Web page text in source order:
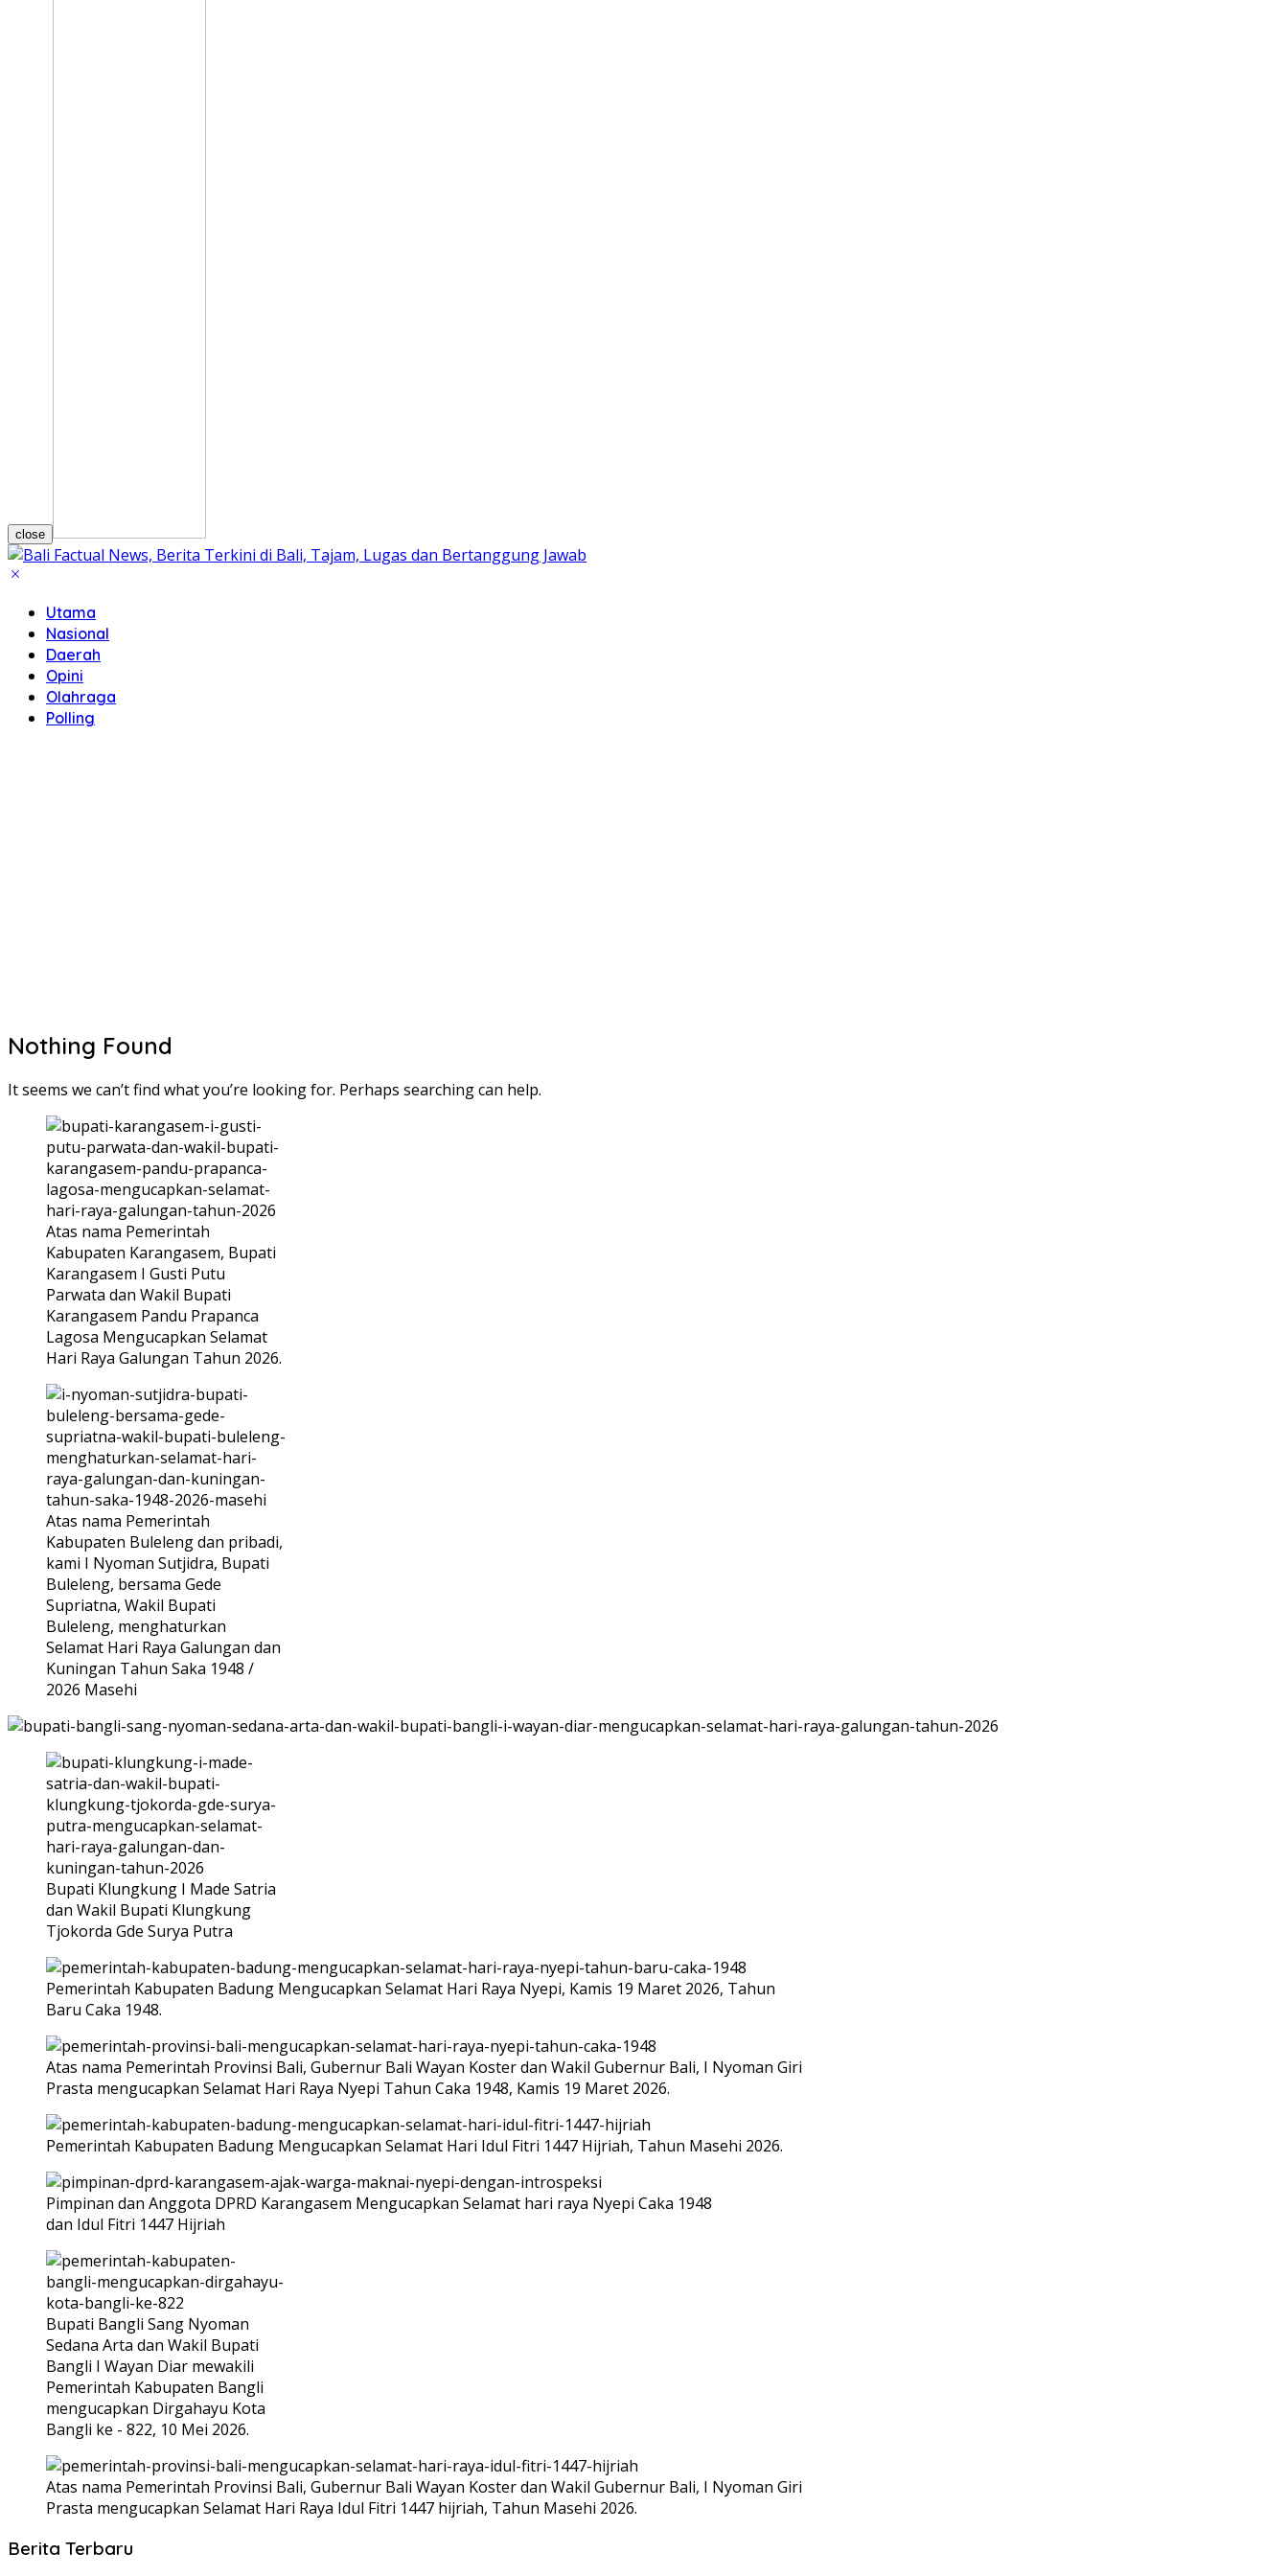
close
Utama
Nasional
Daerah
Opini
Olahraga
Polling
Nothing Found
It seems we can’t find what you’re looking for. Perhaps searching can help.
Atas nama Pemerintah
Kabupaten Karangasem, Bupati
Karangasem I Gusti Putu
Parwata dan Wakil Bupati
Karangasem Pandu Prapanca
Lagosa Mengucapkan Selamat
Hari Raya Galungan Tahun 2026.
Atas nama Pemerintah
Kabupaten Buleleng dan pribadi,
kami I Nyoman Sutjidra, Bupati
Buleleng, bersama Gede
Supriatna, Wakil Bupati
Buleleng, menghaturkan
Selamat Hari Raya Galungan dan
Kuningan Tahun Saka 1948 /
2026 Masehi
Bupati Klungkung I Made Satria
dan Wakil Bupati Klungkung
Tjokorda Gde Surya Putra
Pemerintah Kabupaten Badung Mengucapkan Selamat Hari Raya Nyepi, Kamis 19 Maret 2026, Tahun
Baru Caka 1948.
Atas nama Pemerintah Provinsi Bali, Gubernur Bali Wayan Koster dan Wakil Gubernur Bali, I Nyoman Giri
Prasta mengucapkan Selamat Hari Raya Nyepi Tahun Caka 1948, Kamis 19 Maret 2026.
Pemerintah Kabupaten Badung Mengucapkan Selamat Hari Idul Fitri 1447 Hijriah, Tahun Masehi 2026.
Pimpinan dan Anggota DPRD Karangasem Mengucapkan Selamat hari raya Nyepi Caka 1948
dan Idul Fitri 1447 Hijriah
Bupati Bangli Sang Nyoman
Sedana Arta dan Wakil Bupati
Bangli I Wayan Diar mewakili
Pemerintah Kabupaten Bangli
mengucapkan Dirgahayu Kota
Bangli ke - 822, 10 Mei 2026.
Atas nama Pemerintah Provinsi Bali, Gubernur Bali Wayan Koster dan Wakil Gubernur Bali, I Nyoman Giri
Prasta mengucapkan Selamat Hari Raya Idul Fitri 1447 hijriah, Tahun Masehi 2026.
Berita Terbaru